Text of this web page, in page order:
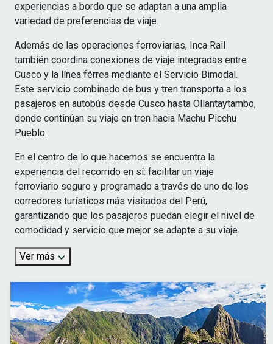
experiencias a bordo que se adaptan a una amplia
variedad de preferencias de viaje.
Además de las operaciones ferroviarias, Inca Rail
también coordina conexiones de viaje integradas entre
Cusco y la línea férrea mediante el Servicio Bimodal.
Este servicio combinado de bus y tren transporta a los
pasajeros en autobús desde Cusco hasta Ollantaytambo,
donde continúan su viaje en tren hacia Machu Picchu
Pueblo.
En el centro de lo que hacemos se encuentra la
experiencia del recorrido en sí: facilitar un viaje
ferroviario seguro y programado a través de uno de los
corredores turísticos más visitados del Perú,
garantizando que los pasajeros puedan elegir el nivel de
comodidad y servicio que mejor se adapte a su viaje.
Ver más